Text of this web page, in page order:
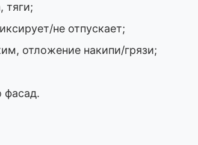
тяги;
не отпускает;
отложение накипи/грязи;
фасад.